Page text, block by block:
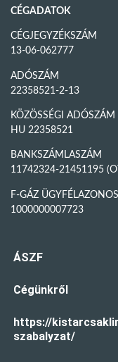
CÉGADATOK
CÉGJEGYZÉKSZÁM
13-06-062777
ADÓSZÁM
22358521-2-13
KÖZÖSSÉGI ADÓSZÁM
HU 22358521
BANKSZÁMLASZÁM
11742324-21451195
F-GÁZ
1000000007723
ÁSZF
Cégünkről
https://
szabalyzat/